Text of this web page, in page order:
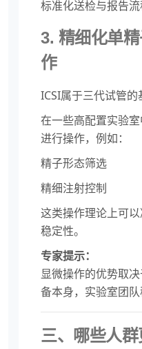
标准化送检与报告流
3. 精细化单
作
ICSI属于三代试管的
在一些高配置实验
进行操作，例如：
精子形态筛选
精细注射控制
这类操作理论上可
稳定性。
专家提示：
显微操作的优势取
备本身，实验室团队
三、哪些人